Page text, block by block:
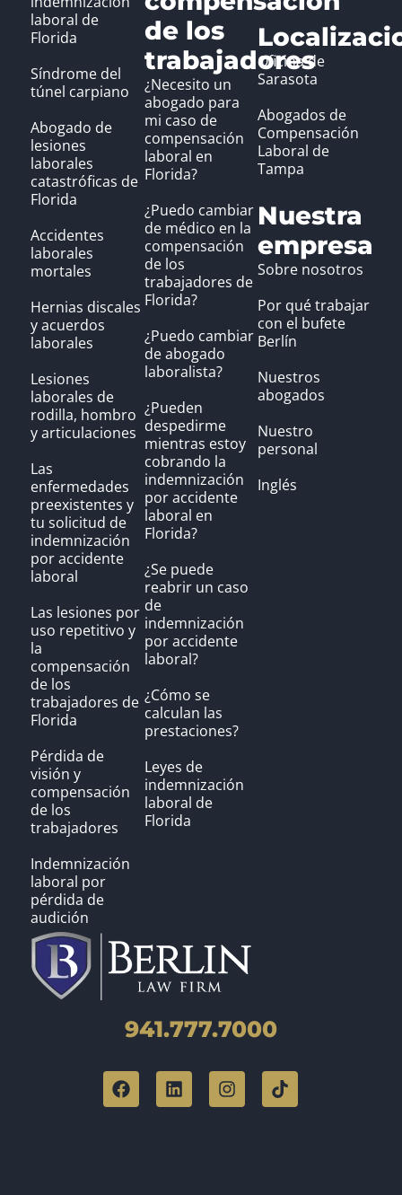
941.777.7000
laboral de
Florida
Síndrome del
túnel carpiano
Abogado de
lesiones
laborales
catastróficas de
Florida
Accidentes
laborales
mortales
Hernias discales
y acuerdos
laborales
Lesiones
laborales de
rodilla, hombro
y articulaciones
Las
enfermedades
preexistentes y
tu solicitud de
indemnización
por accidente
laboral
Las lesiones por
uso repetitivo y
la
compensación
de los
trabajadores de
Florida
Pérdida de
visión y
compensación
de los
trabajadores
Indemnización
laboral por
pérdida de
audición
de los
trabajadores
¿Necesito un
abogado para
mi caso de
compensación
laboral en
Florida?
¿Puedo cambiar
de médico en la
compensación
de los
trabajadores de
Florida?
¿Puedo cambiar
de abogado
laboralista?
¿Pueden
despedirme
mientras estoy
cobrando la
indemnización
por accidente
laboral en
Florida?
¿Se puede
reabrir un caso
de
indemnización
por accidente
laboral?
¿Cómo se
calculan las
prestaciones?
Leyes de
indemnización
laboral de
Florida
Oficina de
Sarasota
Abogados de
Compensación
Laboral de
Tampa
Nuestra
empresa
Sobre nosotros
Por qué trabajar
con el bufete
Berlín
Nuestros
abogados
Nuestro
personal
Inglés